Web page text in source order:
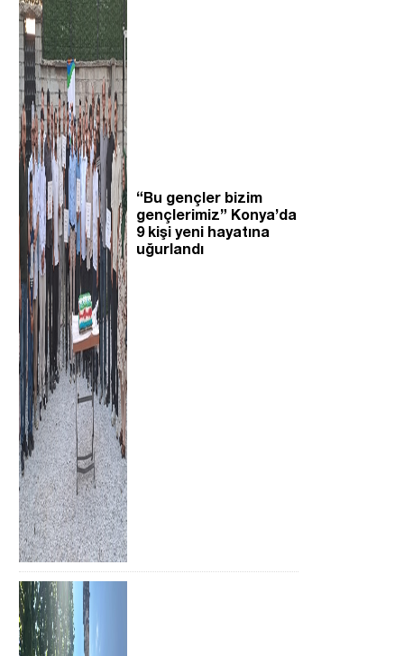
“Bu gençler bizim
gençlerimiz” Konya’da
9 kişi yeni hayatına
uğurlandı